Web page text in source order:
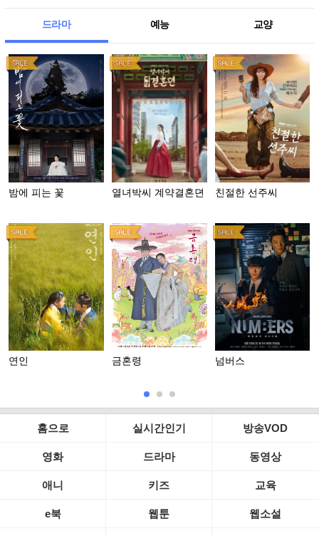
드라마 예능 교양
밤에 피는 꽃 열녀박씨 계약결혼뎐 친절한 선주씨
연인 금혼령 넘버스
홈으로 실시간인기 방송VOD
영화 드라마 동영상
애니 키즈 교육
e북 웹툰 웹소설